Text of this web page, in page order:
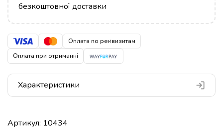
безкоштовної доставки
Оплата по реквизитам
Оплата при отриманні
Характеристики
Артикул: 10434